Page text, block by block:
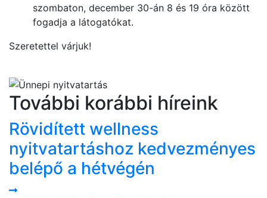
szombaton, december 30-án 8 és 19 óra között
fogadja a látogatókat.
Szeretettel várjuk!
További korábbi híreink
Rövidített wellness
nyitvatartáshoz kedvezményes
belépő a hétvégén